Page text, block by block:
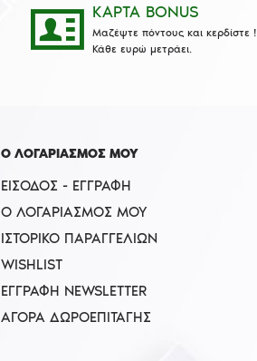
ΚΑΡΤΑ BONUS
Μαζέψτε πόντους και κερδίστε !
Κάθε ευρώ μετράει.
Ο ΛΟΓΑΡΙΑΣΜΟΣ ΜΟΥ
ΕΊΣΟΔΟΣ - ΕΓΓΡΑΦΉ
Ο ΛΟΓΑΡΙΑΣΜΌΣ ΜΟΥ
ΙΣΤΟΡΙΚΌ ΠΑΡΑΓΓΕΛΙΏΝ
WISHLIST
ΕΓΓΡΑΦΉ NEWSLETTER
ΑΓΟΡΆ ΔΩΡΟΕΠΙΤΑΓΉΣ